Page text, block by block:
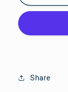
La
Monk
Share